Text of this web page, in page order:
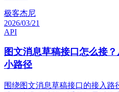
极客杰尼
2026/03/21
API
图文消息草稿接口怎么接
小路径
围绕图文消息草稿接口的接入